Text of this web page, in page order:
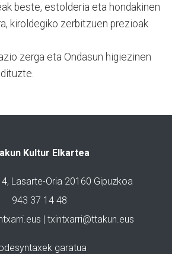
beste, estolderia eta hondakinen
kiroldegiko zerbitzuen prezioak
zerga eta Ondasun higiezinen
Kultur Elkartea
Lasarte-Oria 20160 Gipuzkoa
943 37 14 48
| txintxarri@ttakun.eus
garatua